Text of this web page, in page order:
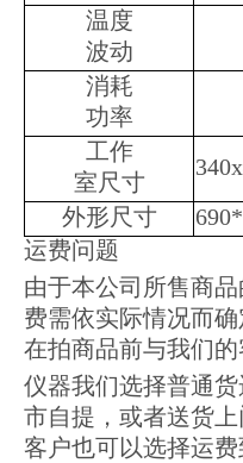
温度
波动
消耗
功率
工作
室尺寸
外形尺寸
运费问题
由于本公司所售商
费需依实际情况而
在拍商品前与我们的
仪器我们选择普通
市自提，或者送货
客户也可以选择运费